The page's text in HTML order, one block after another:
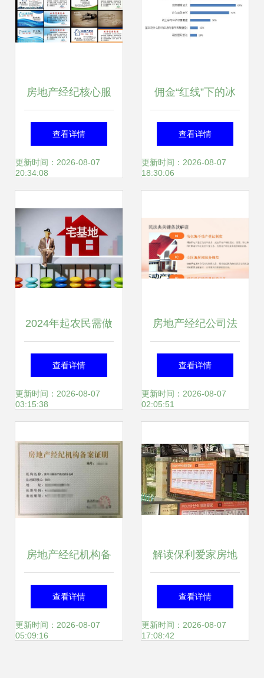
房地产经纪核心服
务 专业操盘与全局
视野下的双轮驱动
查看详情
更新时间：2026-08-07
20:34:08
佣金“红线”下的冰
与火 房地产经纪公
司的生门再造之战
查看详情
更新时间：2026-08-07
18:30:06
2024年起农民需做
好“大势已定”的准
备，建议手持4样
查看详情
更新时间：2026-08-07
03:15:38
房地产经纪公司法
律培训 合规经营与
风险防范指南
查看详情
更新时间：2026-08-07
02:05:51
房地产经纪机构备
案证的重要性与办
理指南
查看详情
更新时间：2026-08-07
05:09:16
解读保利爱家房地
产经纪西安分公司
的成长之道
查看详情
更新时间：2026-08-07
17:08:42